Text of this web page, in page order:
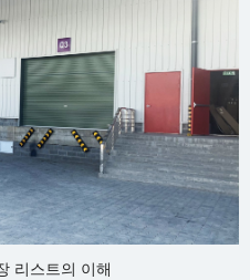
리스트의 이해